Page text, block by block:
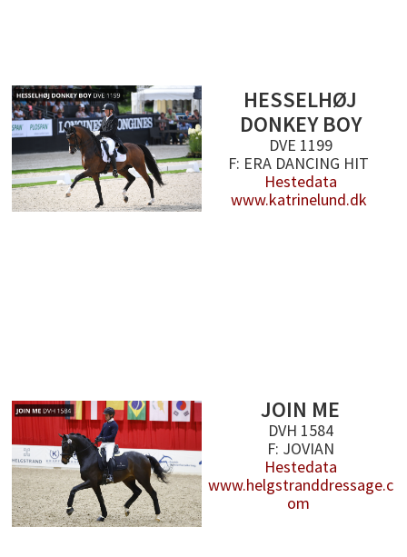
HESSELHØJ
DONKEY BOY
DVE 1199
F: ERA DANCING HIT
Hestedata
www.katrinelund.dk
JOIN ME
DVH 1584
F: JOVIAN
Hestedata
www.helgstranddressage.c
om